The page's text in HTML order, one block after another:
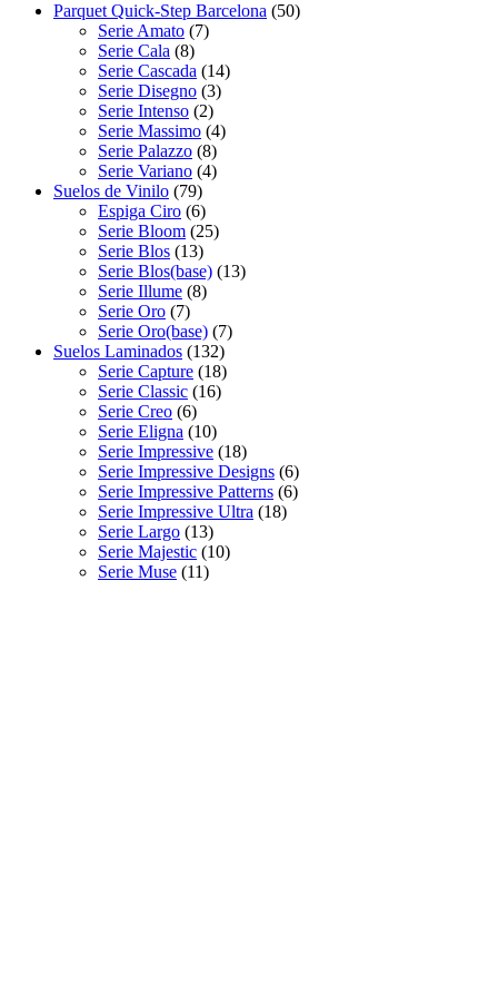
Parquet Quick-Step Barcelona (50)
Serie Amato (7)
Serie Cala (8)
Serie Cascada (14)
Serie Disegno (3)
Serie Intenso (2)
Serie Massimo (4)
Serie Palazzo (8)
Serie Variano (4)
Suelos de Vinilo (79)
Espiga Ciro (6)
Serie Bloom (25)
Serie Blos (13)
Serie Blos(base) (13)
Serie Illume (8)
Serie Oro (7)
Serie Oro(base) (7)
Suelos Laminados (132)
Serie Capture (18)
Serie Classic (16)
Serie Creo (6)
Serie Eligna (10)
Serie Impressive (18)
Serie Impressive Designs (6)
Serie Impressive Patterns (6)
Serie Impressive Ultra (18)
Serie Largo (13)
Serie Majestic (10)
Serie Muse (11)